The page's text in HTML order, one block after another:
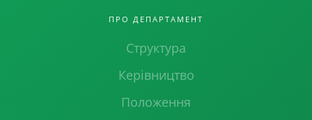
ПРО ДЕПАРТАМЕНТ
Структура
Керівництво
Положення